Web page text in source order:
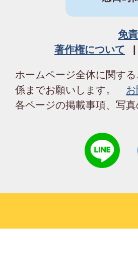
免
著作権について
ホームページ全体に関す
係までお願いします。
各ページの掲載事項、写